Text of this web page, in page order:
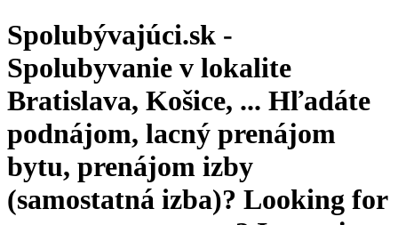
Spolubývajúci.sk -
Spolubyvanie v lokalite
Bratislava, Košice, ... Hľadáte
podnájom, lacný prenájom
bytu, prenájom izby
(samostatná izba)? Looking for